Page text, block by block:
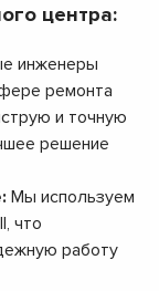
центра:
инженеры
ремонта
и точную
решение
Мы используем
что
работу